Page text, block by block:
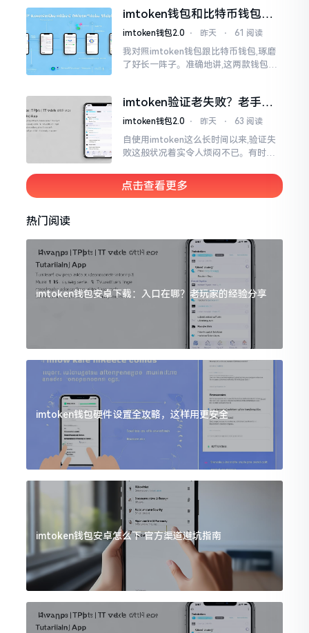
大家说法不尽相同
imtoken钱包和比特币钱包，
谁更安全？老玩家来聊聊
imtoken钱包2.0 ⋅ 昨天 ⋅ 61 阅读
我对照imtoken钱包跟比特币钱包,琢磨
了好长一阵子。准确地讲,这两款钱包我
挺美观
imtoken验证老失败？老手教
你几招搞定
imtoken钱包2.0 ⋅ 昨天 ⋅ 63 阅读
自使用imtoken这么长时间以来,验证失
败这般状况着实令人烦闷不已。有时急
那一流程环节,致使整个人的状态都低落
至极点。
点击查看更多
热门阅读
imtoken钱包安卓下载：入口在哪？老玩家的经验分享
imtoken钱包硬件设置全攻略，这样用更安全
imtoken钱包安卓怎么下 官方渠道避坑指南